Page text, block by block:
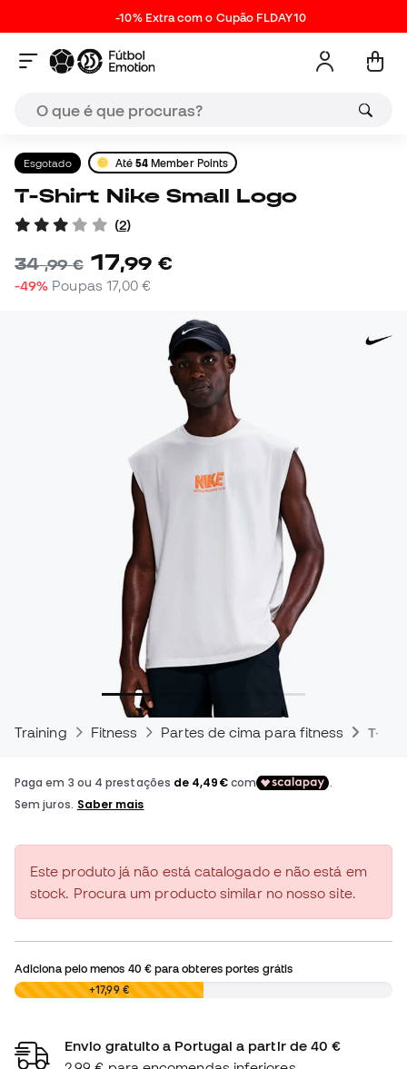
-10% Extra com o Cupão FLDAY10
Esgotado Até 54 Member Points
T-Shirt Nike Small Logo
(2)
34,99 € 17,99 €
-49% Poupas 17,00 €
Training Fitness Partes de cima para fitness T-
Este produto já não está catalogado e não está em
stock. Procura um producto similar no nosso site.
Adiciona pelo menos 40 €para obteres portes grátis
0,00 € +17,99 €
Envio gratuito a Portugal a partir de 40 €